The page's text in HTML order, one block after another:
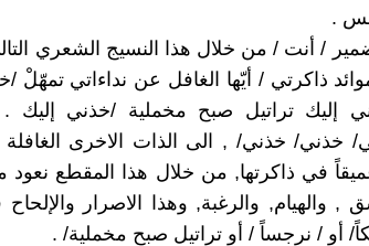
.
/ أنت / من خلال هذا النسيج الشعري
ذاكرتي / أيّها الغافل عن نداءاتي تمهّلْ /
إليك تراتيل صبح مخملية /خذني إليك .
خذني/ خذني/ , الى الذات الاخرى
في ذاكرتها, من خلال هذا المقطع
, والهيام, والرغبة, وهذا الاصرار
أو / نرجساً / أو تراتيل صبح مخملية/ .